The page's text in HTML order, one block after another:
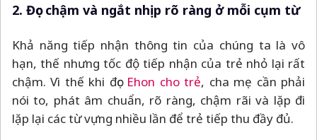
2. Đọc chậm và ngắt nhịp rõ ràng ở mỗi cụm từ
Khả năng tiếp nhận thông tin của chúng ta là vô
hạn, thế nhưng tốc độ tiếp nhận của trẻ nhỏ lại rất
chậm. Vì thế khi đọc Ehon cho trẻ, cha mẹ cần phải
nói to, phát âm chuẩn, rõ ràng, chậm rãi và lặp đi
lặp lại các từ vựng nhiều lần để trẻ tiếp thu đầy đủ.